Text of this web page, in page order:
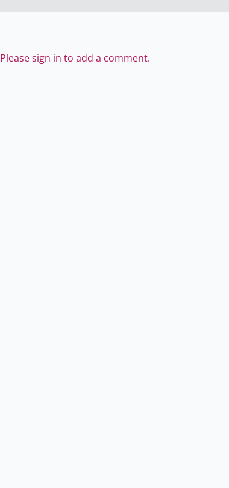
Please sign in to add a comment.